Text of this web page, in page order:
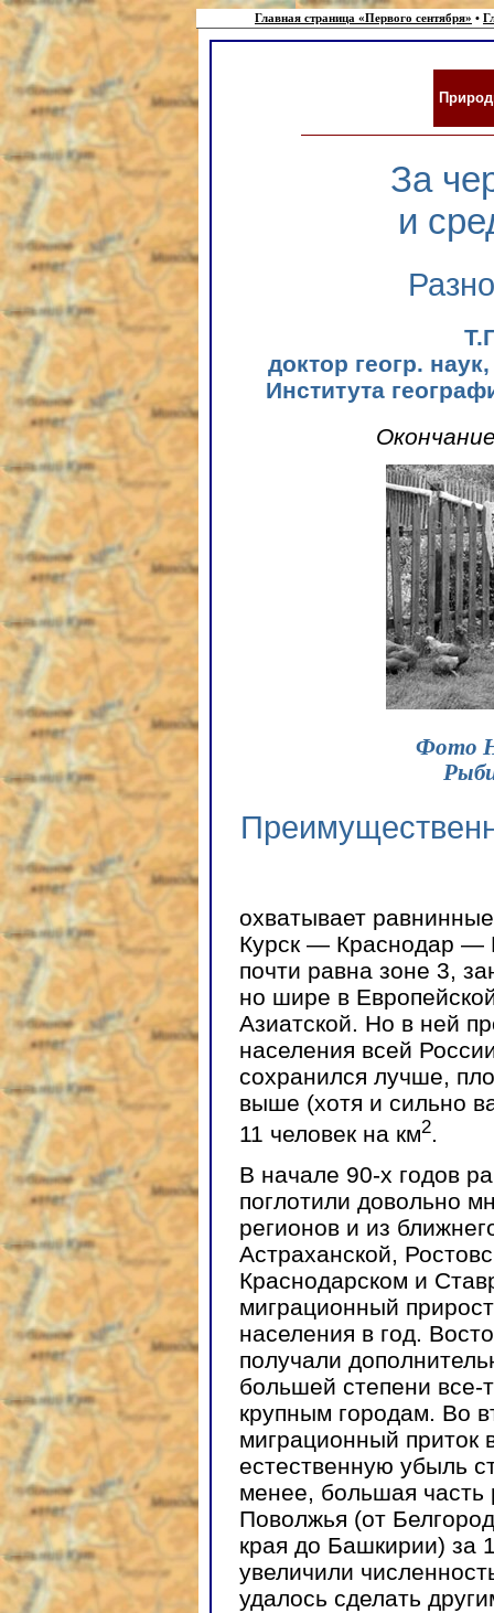
Главная страница «Первого сентября» •
За
и
доктор геогр.
Института
Фото
охватывает
Курск — Краснодар —
почти равна зоне 3,
но шире в
Азиатской. Но в ней
населения всей
сохранился лучше,
выше (хотя и сильно
11 человек на км2.
В начале 90-х годов
поглотили довольно
регионов и из
Астраханской,
Краснодарском и
миграционный
населения в год.
получали
большей степени все-
крупным городам. Во
миграционный приток
естественную убыль
менее, большая часть
Поволжья (от
края до Башкирии) за
увеличили
удалось сделать